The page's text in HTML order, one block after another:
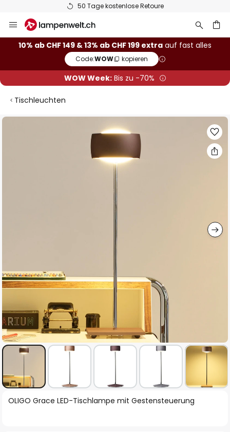
50 Tage kostenlose Retoure
Inhalt
springen
10% ab CHF 149 & 13% ab CHF 199 extra auf fast alles
Code:WOW kopieren
WOW Week:Bis zu -70%
Tischleuchten
Zum
Zum
OLIGO Grace LED-Tischlampe mit Gestensteuerung